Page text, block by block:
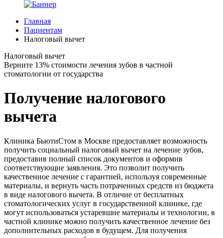
Главная
Пациентам
Налоговый вычет
Налоговый вычет
Верните 13% стоимости лечения зубов в частной
стоматологии от государства
Получение налогового
вычета
Клиника БьютиСтом в Москве предоставляет возможность
получить социальный налоговый вычет на лечение зубов,
предоставив полный список документов и оформив
соответствующие заявления. Это позволит получить
качественное лечение с гарантией, используя современные
материалы, и вернуть часть потраченных средств из бюджета
в виде налогового вычета. В отличие от бесплатных
стоматологических услуг в государственной клинике, где
могут использоваться устаревшие материалы и технологии, в
частной клинике можно получить качественное лечение без
дополнительных расходов в будущем. Для получения